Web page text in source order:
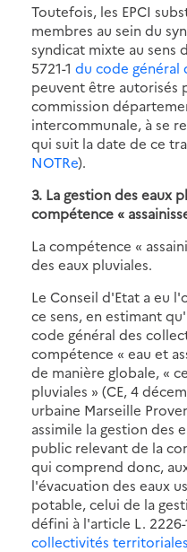
Toutefois, les EPCI
membres au sein du
syndicat mixte au sens
5721-1 du code général
peuvent être autorisés
commission
intercommunale, à se
qui suit la date de ce
NOTRe).
3. La gestion des eaux
compétence «
La compétence «
des eaux pluviales.
Le Conseil d'Etat a eu
ce sens, en estimant
code général des
compétence « eau et
de manière globale, «
pluviales » (CE, 4
urbaine Marseille
assimile la gestion des
public relevant de la
qui comprend donc,
l'évacuation des eaux
potable, celui de la
défini à l'article L. 2226-
collectivités territoriales